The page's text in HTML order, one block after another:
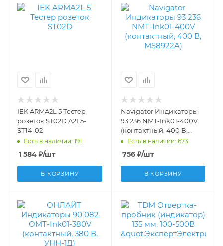
IEK ARMA2L 5 Тестер
розеток ST02D A2L5-
ST14-02
Есть в наличии: 191
1 584 ₽/шт
В КОРЗИНУ
Navigator Индикаторы
93 236 NMT-Ink01-400V
(контактный, 400 В,
MS8922A) 93236
Есть в наличии: 673
756₽/шт
В КОРЗИНУ